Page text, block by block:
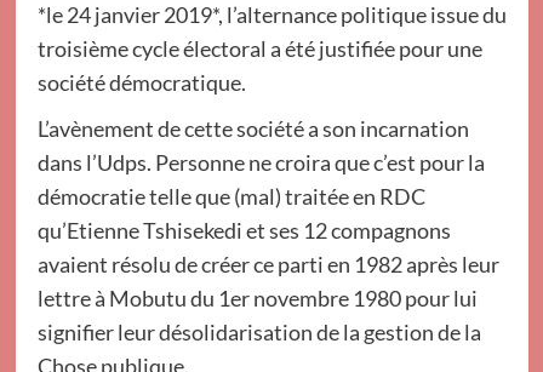
*le 24 janvier 2019*, l’alternance politique issue du
troisième cycle électoral a été justifiée pour une
société démocratique.
L’avènement de cette société a son incarnation
dans l’Udps. Personne ne croira que c’est pour la
démocratie telle que (mal) traitée en RDC
qu’Etienne Tshisekedi et ses 12 compagnons
avaient résolu de créer ce parti en 1982 après leur
lettre à Mobutu du 1er novembre 1980 pour lui
signifier leur désolidarisation de la gestion de la
Chose publique.